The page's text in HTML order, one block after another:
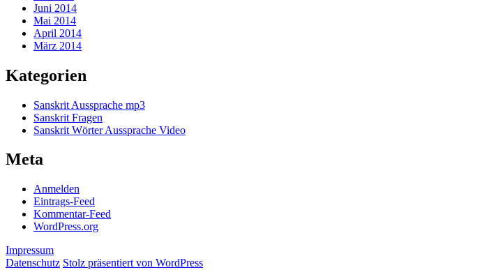
Juni 2014
Mai 2014
April 2014
März 2014
Kategorien
Sanskrit Aussprache mp3
Sanskrit Fragen
Sanskrit Wörter Aussprache Video
Meta
Anmelden
Eintrags-Feed
Kommentar-Feed
WordPress.org
Impressum
Datenschutz Stolz präsentiert von WordPress